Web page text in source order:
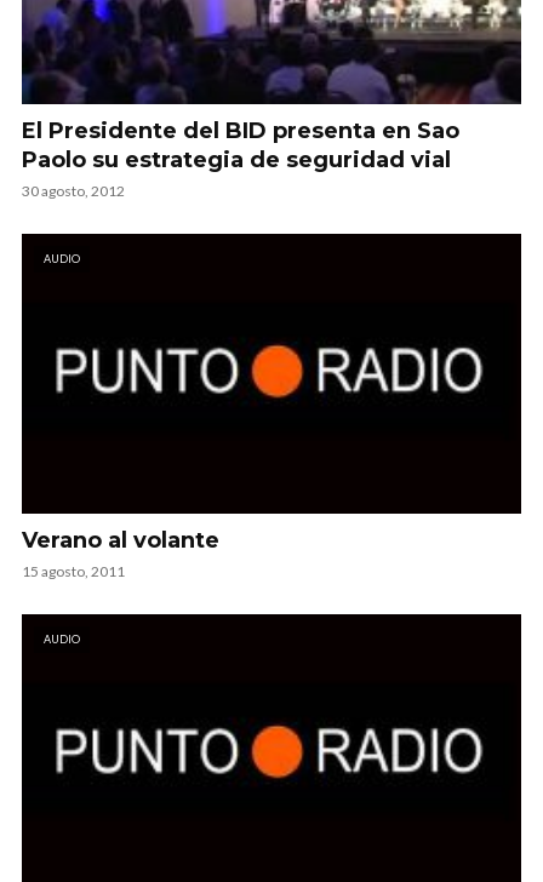
El Presidente del BID presenta en Sao
Paolo su estrategia de seguridad vial
30 agosto, 2012
AUDIO
Verano al volante
15 agosto, 2011
AUDIO